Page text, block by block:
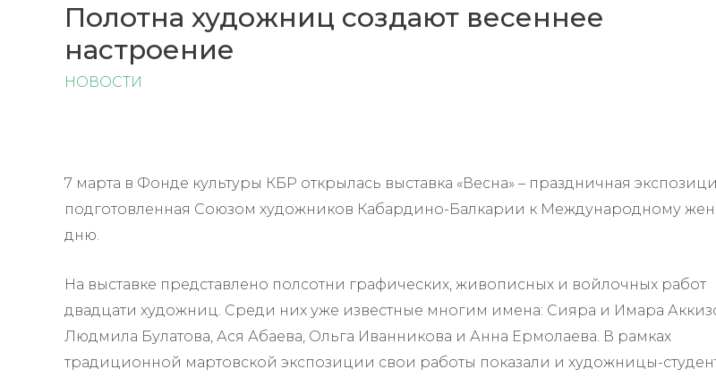
Полотна художниц создают весеннее
настроение
НОВОСТИ
7 марта в Фонде культуры КБР открылась выставка «Весна» – праздничная
подготовленная Союзом художников Кабардино-Балкарии к Международному
дню.
На выставке представлено полсотни графических, живописных и войлочных работ
двадцати художниц. Среди них уже известные многим имена: Сияра и Имара
Людмила Булатова, Ася Абаева, Ольга Иванникова и Анна Ермолаева. В рамках
традиционной мартовской экспозиции свои работы показали и художницы-